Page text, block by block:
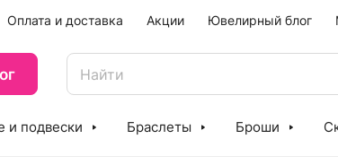
Оплата и доставка Акции Ювелирный блог
и подвески Браслеты Броши